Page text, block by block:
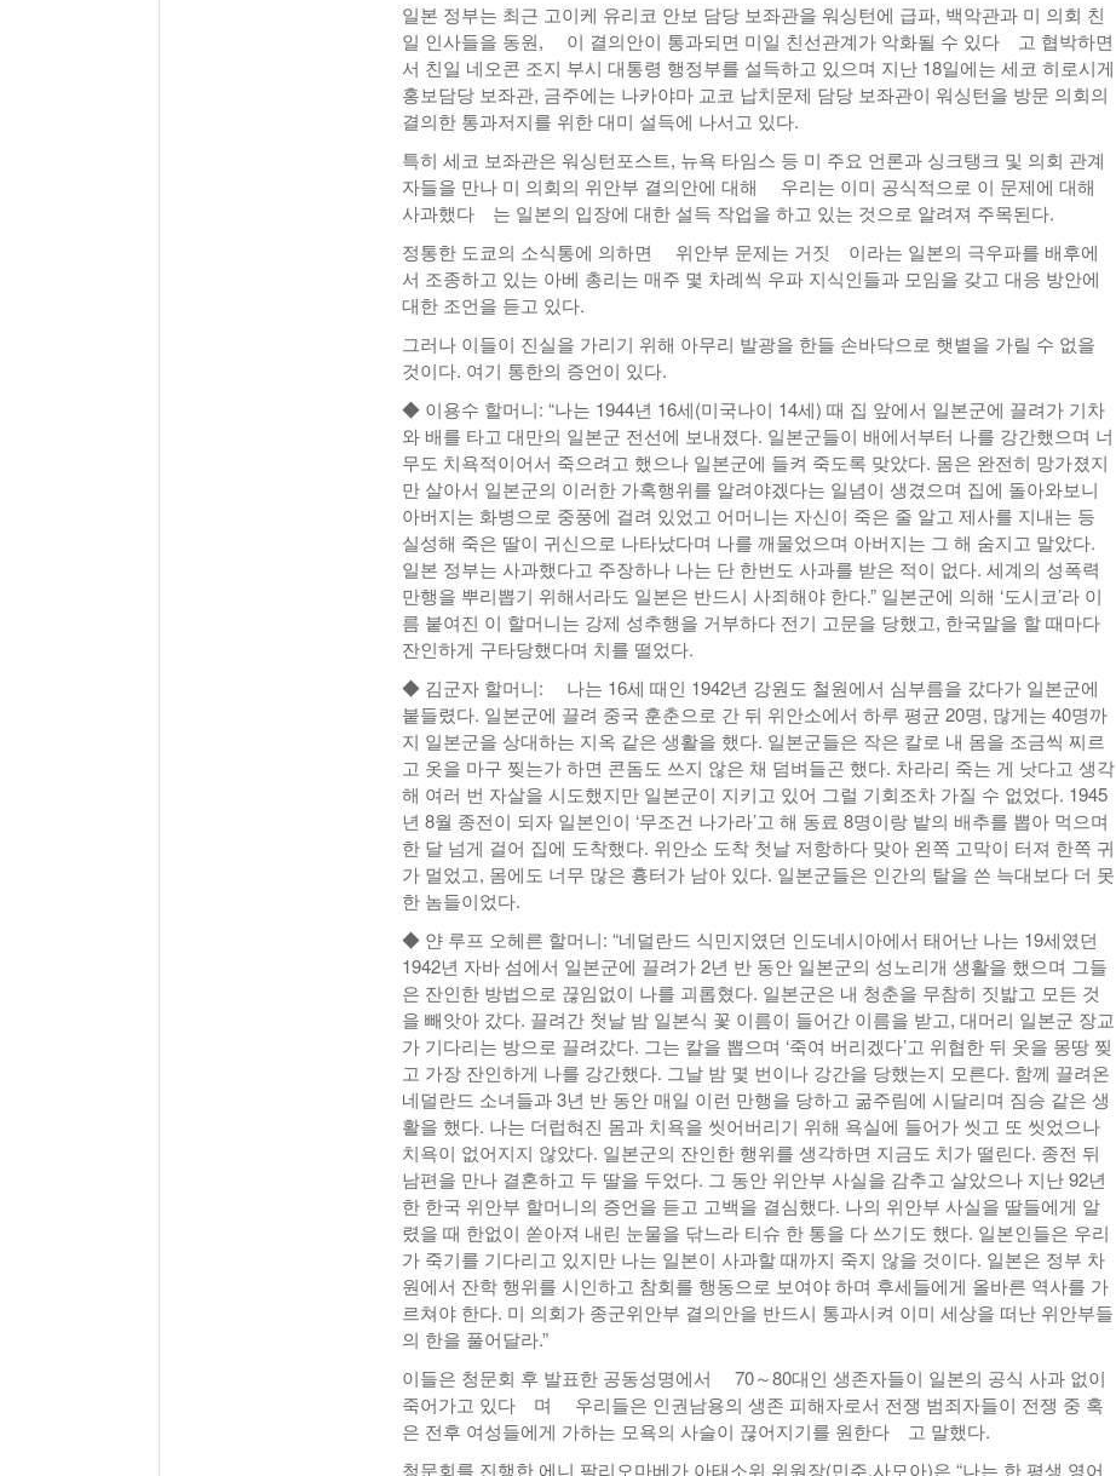
일본 정부는 최근 고이케 유리코 안보 담당 보좌관을 워싱턴에 급파, 백악관과 미 의회 친
일 인사들을 동원, 이 결의안이 통과되면 미일 친선관계가 악화될 수 있다 고 협박하면
서 친일 네오콘 조지 부시 대통령 행정부를 설득하고 있으며 지난 18일에는 세코 히로시게
홍보담당 보좌관, 금주에는 나카야마 교코 납치문제 담당 보좌관이 워싱턴을 방문 의회의
결의한 통과저지를 위한 대미 설득에 나서고 있다.
특히 세코 보좌관은 워싱턴포스트, 뉴욕 타임스 등 미 주요 언론과 싱크탱크 및 의회 관계
자들을 만나 미 의회의 위안부 결의안에 대해 우리는 이미 공식적으로 이 문제에 대해
사과했다 는 일본의 입장에 대한 설득 작업을 하고 있는 것으로 알려져 주목된다.
정통한 도쿄의 소식통에 의하면 위안부 문제는 거짓 이라는 일본의 극우파를 배후에
서 조종하고 있는 아베 총리는 매주 몇 차례씩 우파 지식인들과 모임을 갖고 대응 방안에
대한 조언을 듣고 있다.
그러나 이들이 진실을 가리기 위해 아무리 발광을 한들 손바닥으로 햇볕을 가릴 수 없을
것이다. 여기 통한의 증언이 있다.
◆ 이용수 할머니: “나는 1944년 16세(미국나이 14세) 때 집 앞에서 일본군에 끌려가 기차
와 배를 타고 대만의 일본군 전선에 보내졌다. 일본군들이 배에서부터 나를 강간했으며 너
무도 치욕적이어서 죽으려고 했으나 일본군에 들켜 죽도록 맞았다. 몸은 완전히 망가졌지
만 살아서 일본군의 이러한 가혹행위를 알려야겠다는 일념이 생겼으며 집에 돌아와보니
아버지는 화병으로 중풍에 걸려 있었고 어머니는 자신이 죽은 줄 알고 제사를 지내는 등
실성해 죽은 딸이 귀신으로 나타났다며 나를 깨물었으며 아버지는 그 해 숨지고 말았다.
일본 정부는 사과했다고 주장하나 나는 단 한번도 사과를 받은 적이 없다. 세계의 성폭력
만행을 뿌리뽑기 위해서라도 일본은 반드시 사죄해야 한다.” 일본군에 의해 ‘도시코’라 이
름 붙여진 이 할머니는 강제 성추행을 거부하다 전기 고문을 당했고, 한국말을 할 때마다
잔인하게 구타당했다며 치를 떨었다.
◆ 김군자 할머니: 나는 16세 때인 1942년 강원도 철원에서 심부름을 갔다가 일본군에
붙들렸다. 일본군에 끌려 중국 훈춘으로 간 뒤 위안소에서 하루 평균 20명, 많게는 40명까
지 일본군을 상대하는 지옥 같은 생활을 했다. 일본군들은 작은 칼로 내 몸을 조금씩 찌르
고 옷을 마구 찢는가 하면 콘돔도 쓰지 않은 채 덤벼들곤 했다. 차라리 죽는 게 낫다고 생각
해 여러 번 자살을 시도했지만 일본군이 지키고 있어 그럴 기회조차 가질 수 없었다. 1945
년 8월 종전이 되자 일본인이 ‘무조건 나가라’고 해 동료 8명이랑 밭의 배추를 뽑아 먹으며
한 달 넘게 걸어 집에 도착했다. 위안소 도착 첫날 저항하다 맞아 왼쪽 고막이 터져 한쪽 귀
가 멀었고, 몸에도 너무 많은 흉터가 남아 있다. 일본군들은 인간의 탈을 쓴 늑대보다 더 못
한 놈들이었다.
◆ 얀 루프 오헤른 할머니: “네덜란드 식민지였던 인도네시아에서 태어난 나는 19세였던
1942년 자바 섬에서 일본군에 끌려가 2년 반 동안 일본군의 성노리개 생활을 했으며 그들
은 잔인한 방법으로 끊임없이 나를 괴롭혔다. 일본군은 내 청춘을 무참히 짓밟고 모든 것
을 빼앗아 갔다. 끌려간 첫날 밤 일본식 꽃 이름이 들어간 이름을 받고, 대머리 일본군 장교
가 기다리는 방으로 끌려갔다. 그는 칼을 뽑으며 ‘죽여 버리겠다’고 위협한 뒤 옷을 몽땅 찢
고 가장 잔인하게 나를 강간했다. 그날 밤 몇 번이나 강간을 당했는지 모른다. 함께 끌려온
네덜란드 소녀들과 3년 반 동안 매일 이런 만행을 당하고 굶주림에 시달리며 짐승 같은 생
활을 했다. 나는 더럽혀진 몸과 치욕을 씻어버리기 위해 욕실에 들어가 씻고 또 씻었으나
치욕이 없어지지 않았다. 일본군의 잔인한 행위를 생각하면 지금도 치가 떨린다. 종전 뒤
남편을 만나 결혼하고 두 딸을 두었다. 그 동안 위안부 사실을 감추고 살았으나 지난 92년
한 한국 위안부 할머니의 증언을 듣고 고백을 결심했다. 나의 위안부 사실을 딸들에게 알
렸을 때 한없이 쏟아져 내린 눈물을 닦느라 티슈 한 통을 다 쓰기도 했다. 일본인들은 우리
가 죽기를 기다리고 있지만 나는 일본이 사과할 때까지 죽지 않을 것이다. 일본은 정부 차
원에서 잔학 행위를 시인하고 참회를 행동으로 보여야 하며 후세들에게 올바른 역사를 가
르쳐야 한다. 미 의회가 종군위안부 결의안을 반드시 통과시켜 이미 세상을 떠난 위안부들
의 한을 풀어달라.”
이들은 청문회 후 발표한 공동성명에서 70～80대인 생존자들이 일본의 공식 사과 없이
죽어가고 있다 며 우리들은 인권남용의 생존 피해자로서 전쟁 범죄자들이 전쟁 중 혹
은 전후 여성들에게 가하는 모욕의 사슬이 끊어지기를 원한다 고 말했다.
청문회를 진행한 에니 팔리오마베가 아태소위 위원장(민주.사모아)은 “나는 한 평생 영어